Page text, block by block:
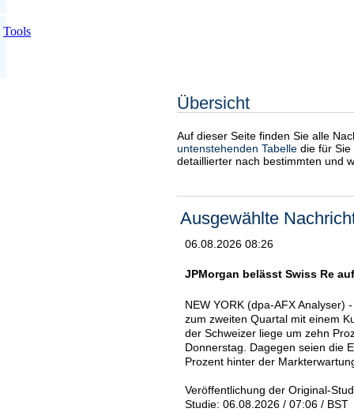
Tools
Übersicht
Auf dieser Seite finden Sie alle
untenstehenden Tabelle die für
detaillierter nach bestimmten und
Ausgewählte
06.08.2026 08:26
JPMorgan belässt Swiss Re
NEW YORK (dpa-AFX Analyser)
zum zweiten Quartal mit einem
der Schweizer liege um zehn
Donnerstag. Dagegen seien die
Prozent hinter der
Veröffentlichung der Original-
Studie: 06.08.2026 / 07:06 / BST